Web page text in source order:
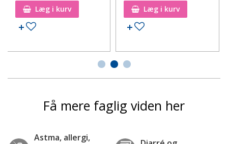
Læg i kurv
Tilføj til ønskeseddel
Læg i kurv
Tilføj til ønskeseddel
Få mere faglig viden her
Astma, allergi,